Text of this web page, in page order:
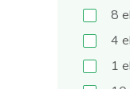
8
4
1